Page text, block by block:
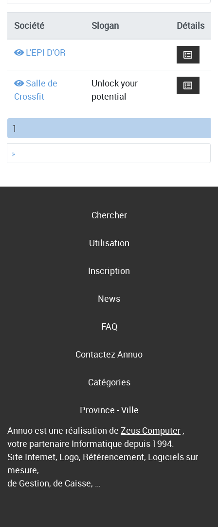
Société Slogan Détails
L'EPI D'OR
Salle de
Crossfit
Unlock your
potential
1
»
Chercher
Utilisation
Inscription
News
FAQ
Contactez Annuo
Catégories
Province - Ville
Annuo est une réalisation de Zeus Computer ,
votre partenaire Informatique depuis 1994.
Site Internet, Logo, Référencement, Logiciels sur
mesure,
de Gestion, de Caisse, …